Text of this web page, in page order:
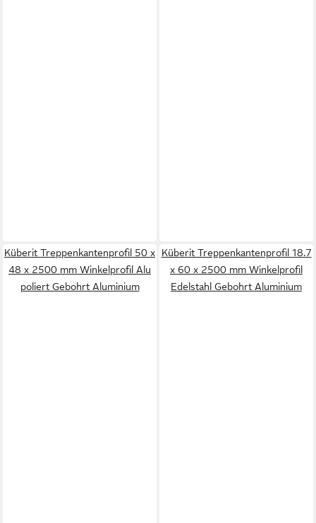
Küberit Treppenkantenprofil 50 x
48 x 2500 mm Winkelprofil Alu
poliert Gebohrt Aluminium
Küberit Treppenkantenprofil 18.7
x 60 x 2500 mm Winkelprofil
Edelstahl Gebohrt Aluminium